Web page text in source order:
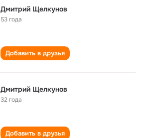
Дмитрий Щелкунов
53 года
Добавить в друзья
Дмитрий Щелкунов
32 года
Добавить в друзья